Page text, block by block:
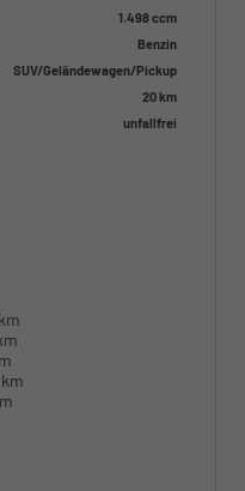
1.498 ccm
Benzin
SUV/Geländewagen/Pickup
20 km
unfallfrei